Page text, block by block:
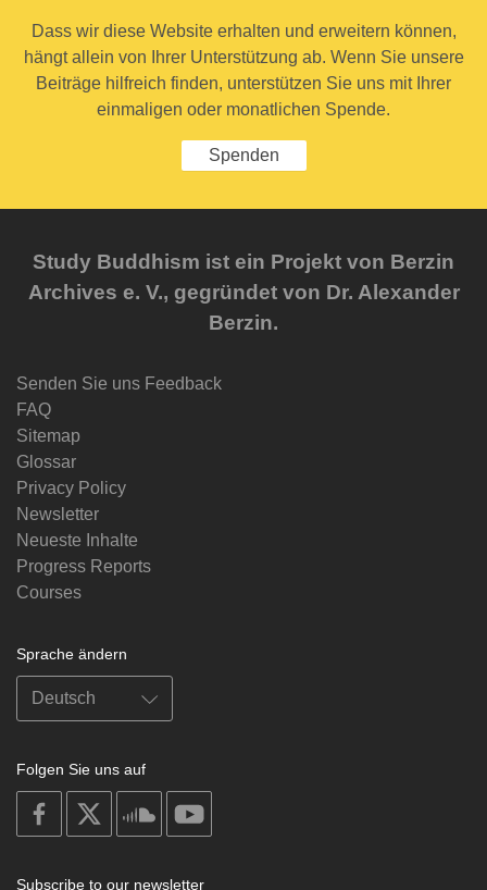
Dass wir diese Website erhalten und erweitern können,
hängt allein von Ihrer Unterstützung ab. Wenn Sie unsere
Beiträge hilfreich finden, unterstützen Sie uns mit Ihrer
einmaligen oder monatlichen Spende.
Spenden
Study Buddhism ist ein Projekt von Berzin
Archives e. V., gegründet von Dr. Alexander
Berzin.
Senden Sie uns Feedback
FAQ
Sitemap
Glossar
Privacy Policy
Newsletter
Neueste Inhalte
Progress Reports
Courses
Sprache ändern
Folgen Sie uns auf
on
facebook
soundcloud
Subscribe to our newsletter